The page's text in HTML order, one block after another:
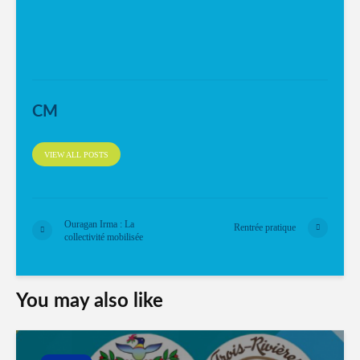
CM
VIEW ALL POSTS
Ouragan Irma : La
collectivité mobilisée
Rentrée pratique
You may also like